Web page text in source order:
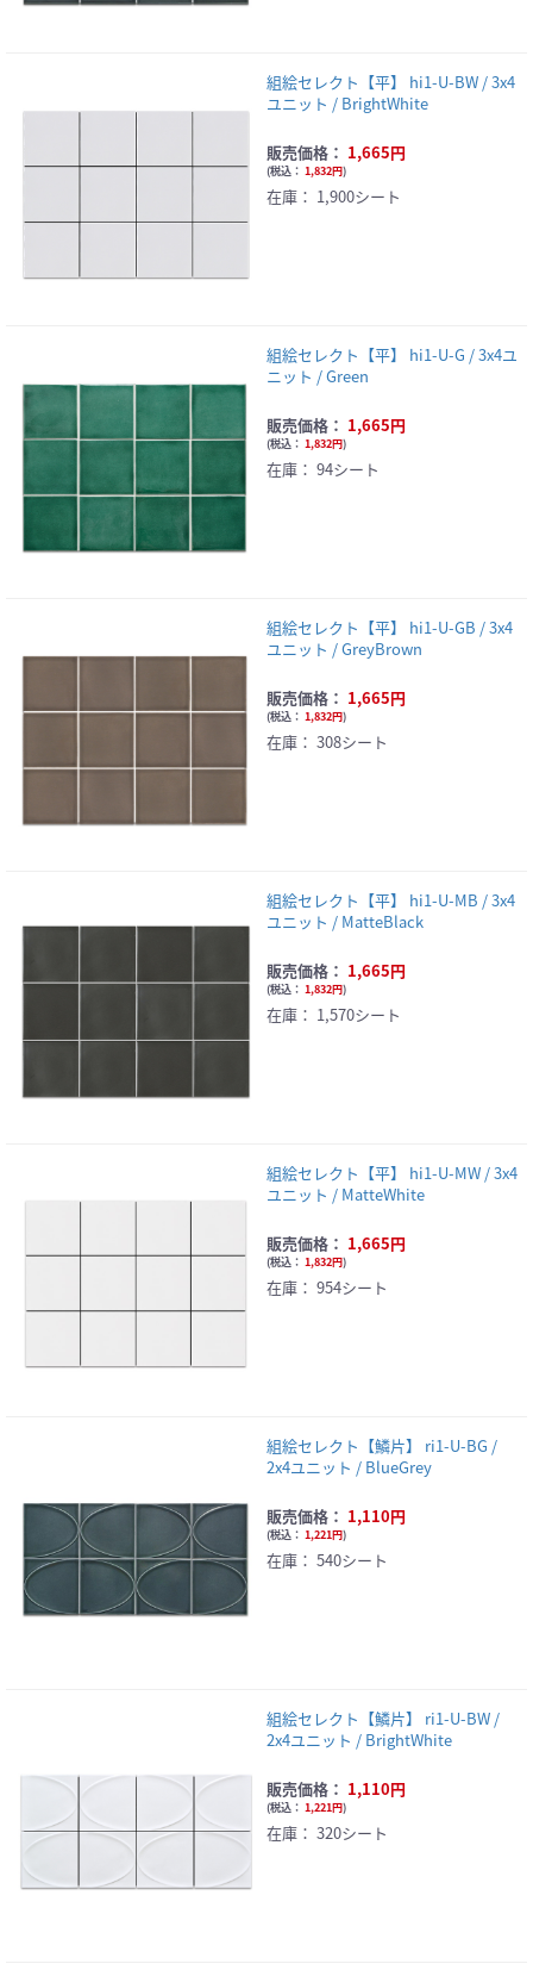
組絵セレクト【平】 hi1-U-BW / 3x4
ユニット / BrightWhite
販売価格： 1,665円
(税込： 1,832円)
在庫： 1,900シート
組絵セレクト【平】 hi1-U-G / 3x4ユ
ニット / Green
販売価格： 1,665円
(税込： 1,832円)
在庫： 94シート
組絵セレクト【平】 hi1-U-GB / 3x4
ユニット / GreyBrown
販売価格： 1,665円
(税込： 1,832円)
在庫： 308シート
組絵セレクト【平】 hi1-U-MB / 3x4
ユニット / MatteBlack
販売価格： 1,665円
(税込： 1,832円)
在庫： 1,570シート
組絵セレクト【平】 hi1-U-MW / 3x4
ユニット / MatteWhite
販売価格： 1,665円
(税込： 1,832円)
在庫： 954シート
組絵セレクト【鱗片】 ri1-U-BG /
2x4ユニット / BlueGrey
販売価格： 1,110円
(税込： 1,221円)
在庫： 540シート
組絵セレクト【鱗片】 ri1-U-BW /
2x4ユニット / BrightWhite
販売価格： 1,110円
(税込： 1,221円)
在庫： 320シート